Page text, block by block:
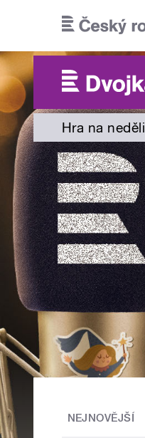
Hra na neděli
NEJNOVĚJŠÍ